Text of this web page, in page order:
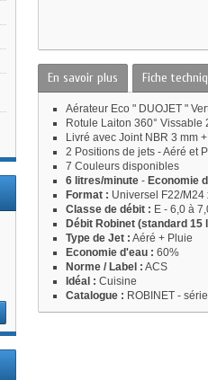
En savoir plus Fiche
Aérateur Eco " DUOJET "
Rotule Laiton 360° Vissable
Livré avec Joint NBR 3 mm
2 Positions de jets - Aéré et
7 Couleurs disponibles
6 litres/minute - Economie
Format : Universel F22/M24
Classe de débit : E - 6,0 à
Débit Robinet (standard 15
Type de Jet : Aéré + Pluie
Economie d'eau : 60%
Norme / Label : ACS
Idéal : Cuisine
Catalogue : ROBINET -